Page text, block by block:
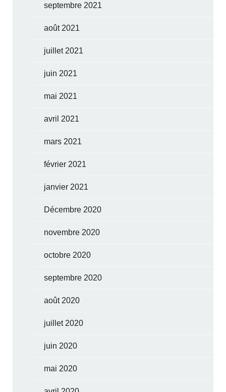
septembre 2021
août 2021
juillet 2021
juin 2021
mai 2021
avril 2021
mars 2021
février 2021
janvier 2021
Décembre 2020
novembre 2020
octobre 2020
septembre 2020
août 2020
juillet 2020
juin 2020
mai 2020